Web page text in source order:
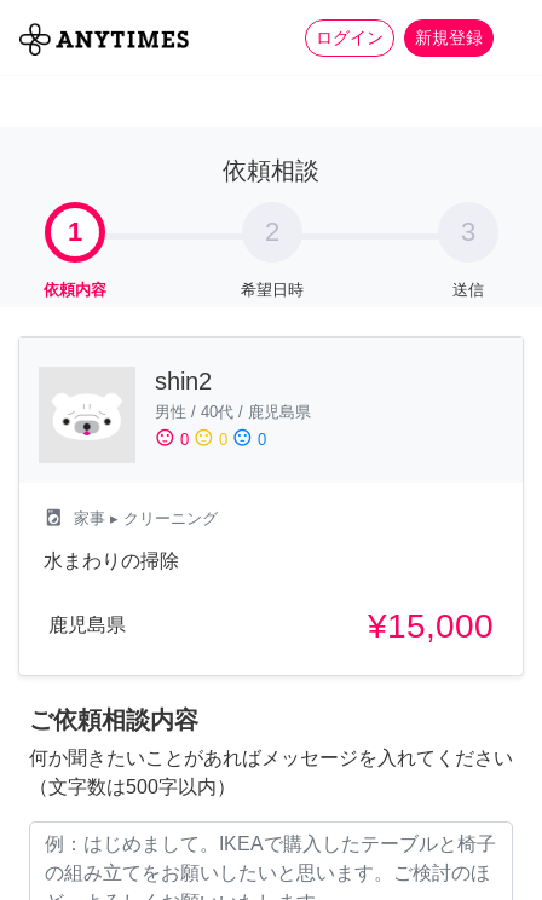
ログイン 新規登録
全て 家事 more_horiz
依頼相談
1
依頼内容
2
希望日時
3
送信
shin2
男性 / 40代 / 鹿児島県
sentiment_satisfied 0 sentiment_neutral 0 sentiment_dissatisfied 0
local_laundry_service 家事 ▸ クリーニング
水まわりの掃除
鹿児島県 ¥15,000
ご依頼相談内容
何か聞きたいことがあればメッセージを入れてください
（文字数は500字以内）